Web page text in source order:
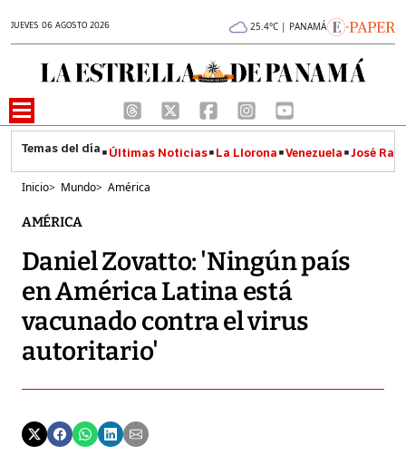
JUEVES 06 AGOSTO 2026 25.4°C | PANAMÁ
Últimas Noticias La Llorona Venezuela José
Inicio> Mundo> América
AMÉRICA
Daniel Zovatto: 'Ningún país
en América Latina está
vacunado contra el virus
autoritario'